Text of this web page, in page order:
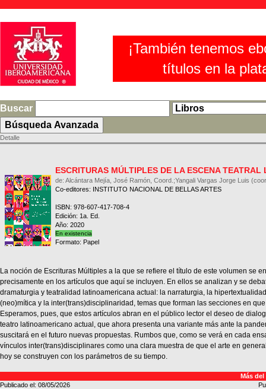
¡También tenemos
títulos en la
Buscar
Detalle
ESCRITURAS MÚLTIPLES DE LA ESCENA TEATRAL
de: Alcántara Mejía, José Ramón, Coord.;Yangali Vargas Jorge Luis
Co-editores: INSTITUTO NACIONAL DE BELLAS ARTES
ISBN: 978-607-417-708-4
Edición: 1a. Ed.
Año: 2020
En existencia
Formato: Papel
La noción de Escrituras Múltiples a la que se refiere el título de este volumen se
precisamente en los artículos que aquí se incluyen. En ellos se analizan y se
dramaturgia y teatralidad latinoamericana actual: la narraturgia, la
(neo)mítica y la inter(trans)disciplinaridad, temas que forman las secciones en
Esperamos, pues, que estos artículos abran en el público lector el deseo de
teatro latinoamericano actual, que ahora presenta una variante más ante la
suscitará en el futuro nuevas propuestas. Rumbos que, como se verá en cada
vínculos inter(trans)disciplinares como una clara muestra de que el arte en
hoy se construyen con los parámetros de su tiempo.
Más del
Publicado el: 08/05/2026